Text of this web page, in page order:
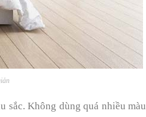
sắc. Không dùng quá nhiều màu